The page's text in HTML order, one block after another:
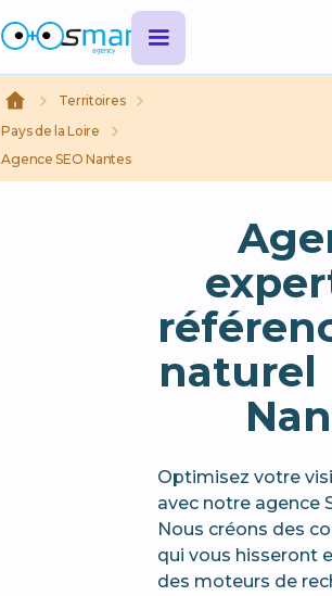
Territoires
Pays de la Loire
Agence SEO Nantes
naturel
Optimisez votre
avec notre agence
Nous créons des
qui vous hisseront
des moteurs de